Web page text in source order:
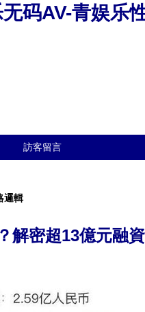
码AV-青娱乐
訪客留言
邏輯
解密超13億元融